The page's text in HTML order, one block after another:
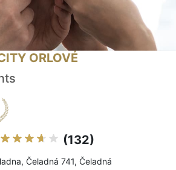
ORLOVÉ
(132)
Čeladná 741, Čeladná